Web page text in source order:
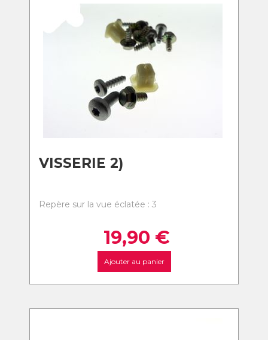
VISSERIE 2)
Repère sur la vue éclatée : 3
19,90 €
Ajouter au panier